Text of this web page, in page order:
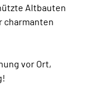
Altbauten
charmanten
vor Ort,